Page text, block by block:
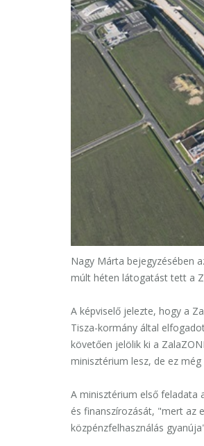
Nagy Márta bejegyzésében
múlt héten látogatást tett a
A képviselő jelezte, hogy a
Tisza-kormány által
követően jelölik ki a
minisztérium lesz, de ez
A minisztérium első feladata
és finanszírozását, "mert az
közpénzfelhasználás